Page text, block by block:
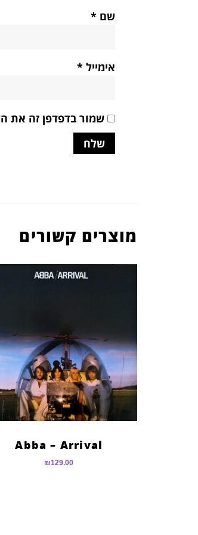
שם *
אימייל *
שמור בדפדפן זה את
מוצרים קשורים
Abba – Arrival
₪129.00